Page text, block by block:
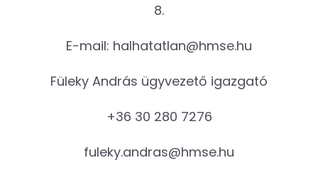
8.
E-mail: halhatatlan@hmse.hu
Füleky András ügyvezető igazgató
+36 30 280 7276
fuleky.andras@hmse.hu